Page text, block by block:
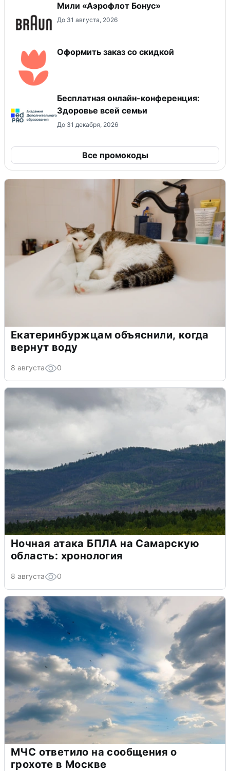
Мили «Аэрофлот Бонус»
До 31 августа, 2026
Оформить заказ со скидкой
Бесплатная онлайн-конференция:
Здоровье всей семьи
До 31 декабря, 2026
Все промокоды
Екатеринбуржцам объяснили, когда
вернут воду
8 августа 0
Ночная атака БПЛА на Самарскую
область: хронология
8 августа 0
МЧС ответило на сообщения о
грохоте в Москве